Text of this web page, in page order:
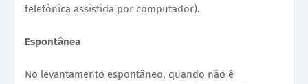
telefônica assistida por computador).
Espontânea
No levantamento espontâneo, quando não é